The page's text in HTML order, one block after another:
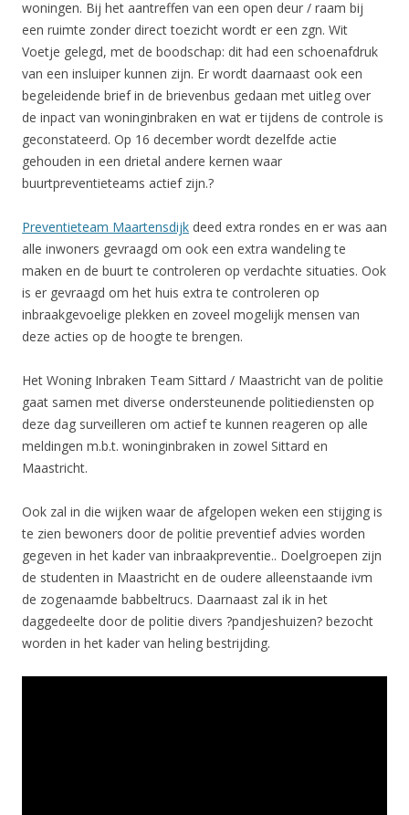
woningen. Bij het aantreffen van een open deur / raam bij
een ruimte zonder direct toezicht wordt er een zgn. Wit
Voetje gelegd, met de boodschap: dit had een schoenafdruk
van een insluiper kunnen zijn. Er wordt daarnaast ook een
begeleidende brief in de brievenbus gedaan met uitleg over
de inpact van woninginbraken en wat er tijdens de controle is
geconstateerd. Op 16 december wordt dezelfde actie
gehouden in een drietal andere kernen waar
buurtpreventieteams actief zijn.?
Preventieteam Maartensdijk deed extra rondes en er was aan
alle inwoners gevraagd om ook een extra wandeling te
maken en de buurt te controleren op verdachte situaties. Ook
is er gevraagd om het huis extra te controleren op
inbraakgevoelige plekken en zoveel mogelijk mensen van
deze acties op de hoogte te brengen.
Het Woning Inbraken Team Sittard / Maastricht van de politie
gaat samen met diverse ondersteunende politiediensten op
deze dag surveilleren om actief te kunnen reageren op alle
meldingen m.b.t. woninginbraken in zowel Sittard en
Maastricht.
Ook zal in die wijken waar de afgelopen weken een stijging is
te zien bewoners door de politie preventief advies worden
gegeven in het kader van inbraakpreventie.. Doelgroepen zijn
de studenten in Maastricht en de oudere alleenstaande ivm
de zogenaamde babbeltrucs. Daarnaast zal ik in het
daggedeelte door de politie divers ?pandjeshuizen? bezocht
worden in het kader van heling bestrijding.